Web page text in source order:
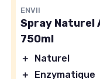
ENVII
Spray Naturel
750ml
＋
Naturel
＋
Enzymatique